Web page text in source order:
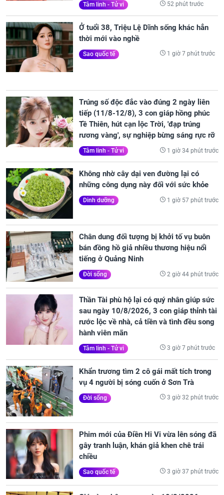
Tâm linh - Tử vi 52 phút trước
Ở tuổi 38, Triệu Lệ Dĩnh sống khác hẳn
thời mới vào nghề
Sao quốc tế 1 giờ 7 phút trước
Trúng số độc đắc vào đúng 2 ngày liên
tiếp (11/8-12/8), 3 con giáp hồng phúc
Tề Thiên, hút cạn lộc Trời, 'đạp trúng
rương vàng', sự nghiệp bừng sáng rực rỡ
Tâm linh - Tử vi 1 giờ 34 phút trước
Không nhờ cây dại ven đường lại có
những công dụng này đối với sức khỏe
Dinh dưỡng 1 giờ 57 phút trước
Chân dung đối tượng bị khởi tố vụ buôn
bán đồng hồ giả nhiều thương hiệu nổi
tiếng ở Quảng Ninh
Đời sống 2 giờ 44 phút trước
Thần Tài phù hộ lại có quý nhân giúp sức
sau ngày 10/8/2026, 3 con giáp thỉnh tài
rước lộc về nhà, cả tiền và tình đều song
hành viên mãn
Tâm linh - Tử vi 3 giờ 7 phút trước
Khẩn trương tìm 2 cô gái mất tích trong
vụ 4 người bị sóng cuốn ở Sơn Trà
Đời sống 3 giờ 32 phút trước
Phim mới của Điền Hi Vi vừa lên sóng đã
gây tranh luận, khán giả khen chê trái
chiều
Sao quốc tế 3 giờ 37 phút trước